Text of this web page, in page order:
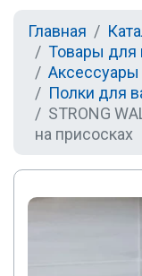
Главная
Товары для
Полки для
STRONG
на присосках